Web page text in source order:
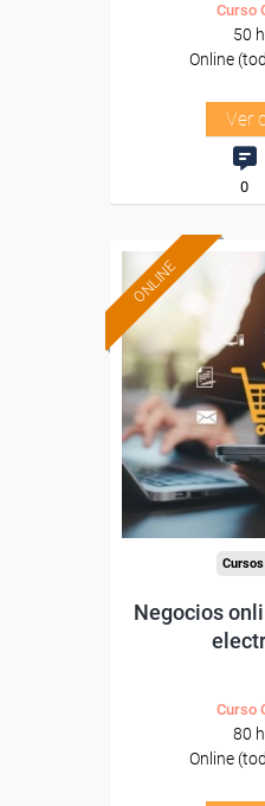
Curso
50
Online
Ver
0
ONLINE
Para
trabajadores y
Negocios
Curso
80
Online